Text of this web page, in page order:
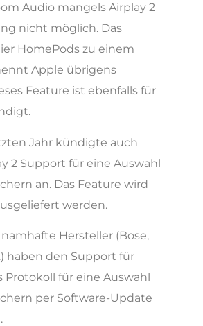
Audio mangels Airplay 2
nicht möglich. Das
HomePods zu einem
Apple übrigens
Feature ist ebenfalls für
Jahr kündigte auch
2 Support für eine Auswahl
an. Das Feature wird
werden.
Hersteller (Bose,
haben den Support für
Protokoll für eine Auswahl
per Software-Update